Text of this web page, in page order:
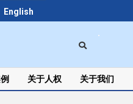
English
关于人权 关于我们